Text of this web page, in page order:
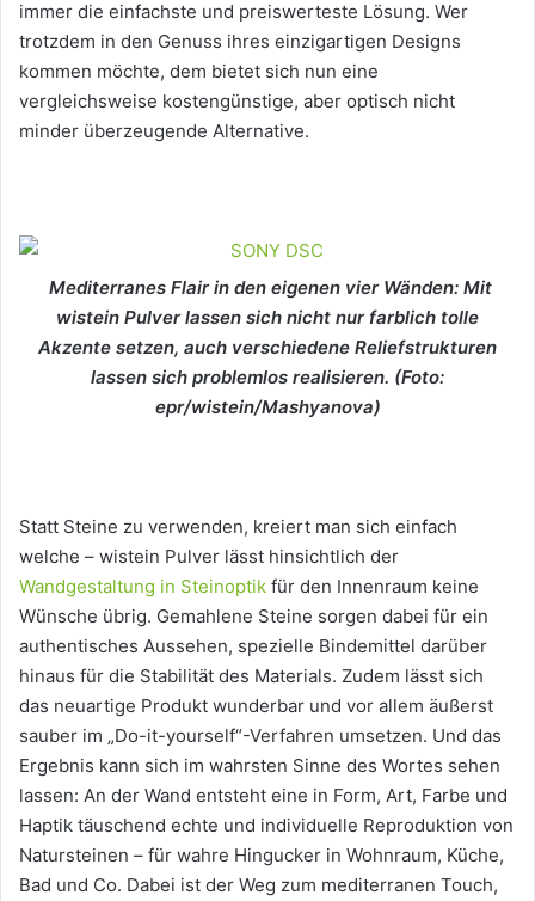
immer die einfachste und preiswerteste Lösung. Wer
trotzdem in den Genuss ihres einzigartigen Designs
kommen möchte, dem bietet sich nun eine
vergleichsweise kostengünstige, aber optisch nicht
minder überzeugende Alternative.
Mediterranes Flair in den eigenen vier Wänden: Mit
wistein Pulver lassen sich nicht nur farblich tolle
Akzente setzen, auch verschiedene Reliefstrukturen
lassen sich problemlos realisieren. (Foto:
epr/wistein/Mashyanova)
Statt Steine zu verwenden, kreiert man sich einfach
welche – wistein Pulver lässt hinsichtlich der
Wandgestaltung in Steinoptik für den Innenraum keine
Wünsche übrig. Gemahlene Steine sorgen dabei für ein
authentisches Aussehen, spezielle Bindemittel darüber
hinaus für die Stabilität des Materials. Zudem lässt sich
das neuartige Produkt wunderbar und vor allem äußerst
sauber im „Do-it-yourself“-Verfahren umsetzen. Und das
Ergebnis kann sich im wahrsten Sinne des Wortes sehen
lassen: An der Wand entsteht eine in Form, Art, Farbe und
Haptik täuschend echte und individuelle Reproduktion von
Natursteinen – für wahre Hingucker in Wohnraum, Küche,
Bad und Co. Dabei ist der Weg zum mediterranen Touch,